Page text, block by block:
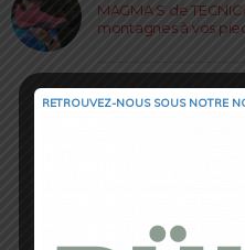
MAGMA S de
montagnes à vos
RETROUVEZ-NOUS SOUS NOTRE